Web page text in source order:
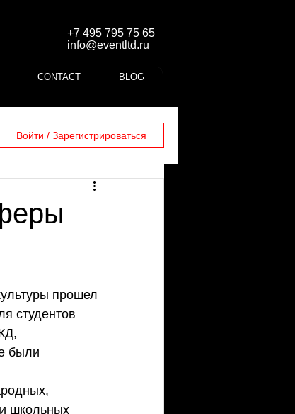
Войти / Зарегистрироваться
прошел
студентов
были
школьных
+7 495 795 75 65
info@eventltd.ru
CONTACT BLOG